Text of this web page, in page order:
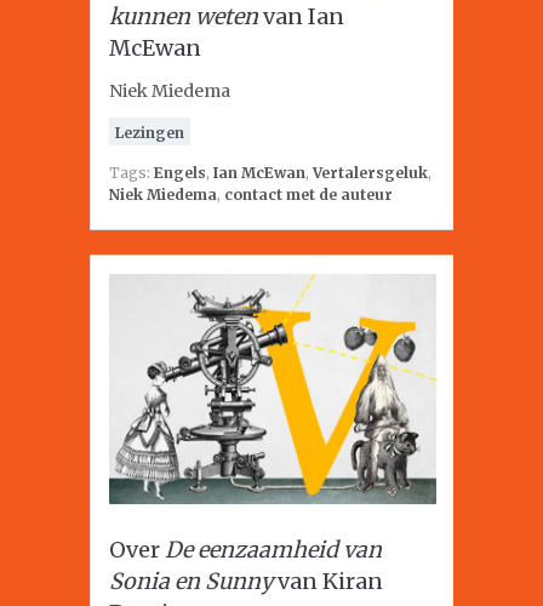
kunnen wetenvan Ian
McEwan
Niek Miedema
Lezingen
Tags: Engels, Ian McEwan,Vertalersgeluk,
Niek Miedema, contact met de auteur
OverDe eenzaamheid van
Sonia en Sunnyvan Kiran